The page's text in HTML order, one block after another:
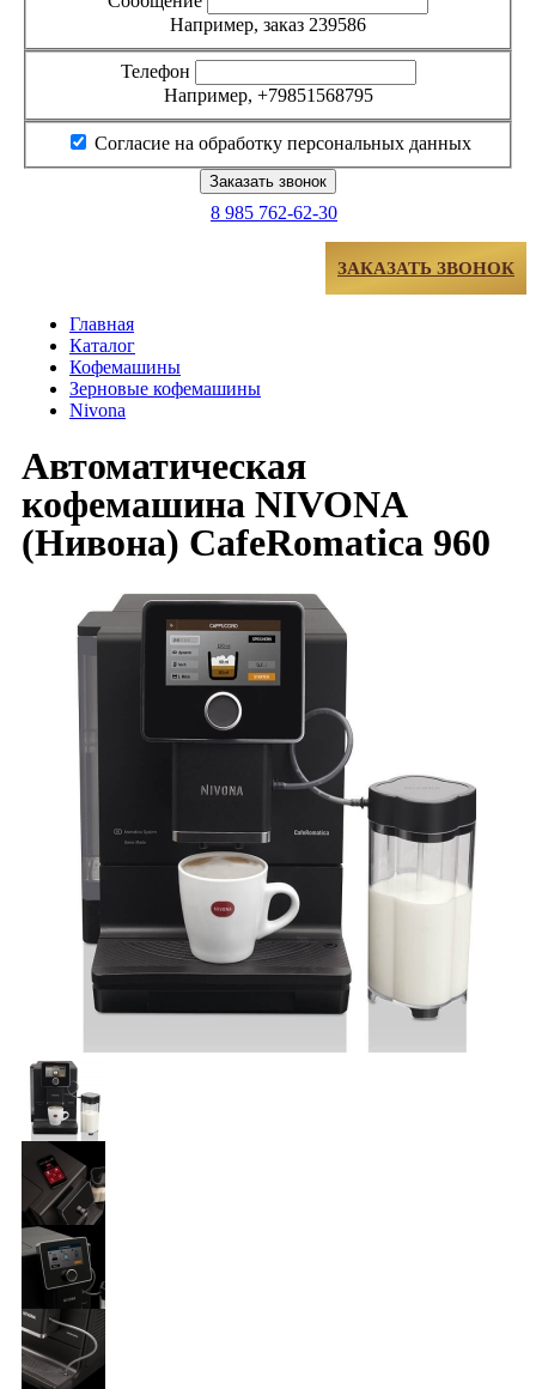
Например, заказ 239586
Телефон
Например, +79851568795
Согласие на обработку персональных данных
8 985 762-62-30
ЗАКАЗАТЬ ЗВОНОК
Главная
Каталог
Кофемашины
Зерновые кофемашины
Nivona
Автоматическая
кофемашина NIVONA
(Нивона) CafeRomatica 960